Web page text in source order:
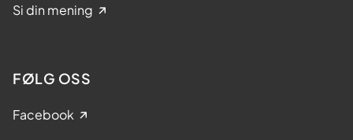
Si din mening
FØLG OSS
Facebook